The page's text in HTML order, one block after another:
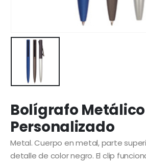
Bolígrafo
Personalizado
Metal. Cuerpo en metal, parte
detalle de color negro. El clip